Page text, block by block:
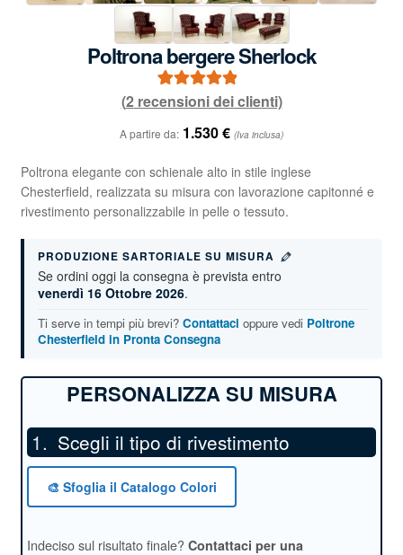
Poltrona bergere Sherlock
Valutato 5.00
2
recensioni
(2recensioni dei clienti)
A partire da: 1.530€ (Iva inclusa)
Poltrona elegante con schienale alto in stile inglese
Chesterfield, realizzata su misura con lavorazione capitonné e
rivestimento personalizzabile in pelle o tessuto.
PRODUZIONE SARTORIALE SU MISURA
Se ordini oggi la consegna è prevista entro
venerdì 16 Ottobre 2026.
Ti serve in tempi più brevi? Contattaci oppure vedi Poltrone
Chesterfield in Pronta Consegna
Scegli il tipo di rivestimento
🎨 Sfoglia il Catalogo Colori
Indeciso sul risultato finale? Contattaci per una